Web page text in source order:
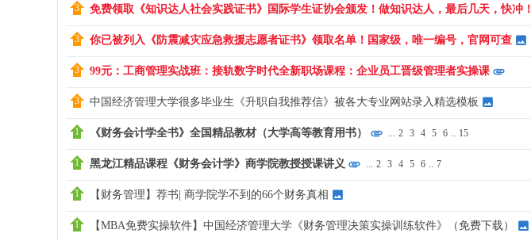
国
理
免费领取《知识达人社会实践证书》国际学生证协会颁发！做知识达人，最后几天，快冲！
你已被列入《防震减灾应急救援志愿者证书》领取名单！国家级，唯一编号，官网可查
99元：工商管理实战班：接轨数字时代全新职场课程：企业员工晋级管理者实操课
中国经济管理大学很多毕业生《升职自我推荐信》被各大专业网站录入精选模板
《财务会计学全书》全国精品教材（大学高等教育用书） ... 2 3 4 5 6 .. 15
黑龙江精品课程《财务会计学》商学院教授授课讲义 ... 2 3 4 5 6 .. 7
【财务管理】荐书| 商学院学不到的66个财务真相
【MBA免费实操软件】中国经济管理大学《财务管理决策实操训练软件》（免费下载）